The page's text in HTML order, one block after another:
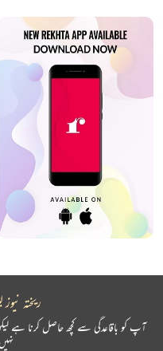
ریختہ
آپ کو باقاعدگی سے کچھ حاصل کرنا ہے